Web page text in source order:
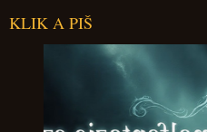
KLIK A PIŠ